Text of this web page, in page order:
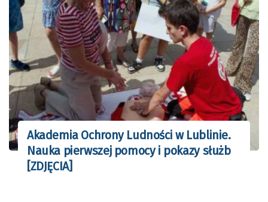
Akademia Ochrony Ludności w Lublinie.
Nauka pierwszej pomocy i pokazy służb
[ZDJĘCIA]